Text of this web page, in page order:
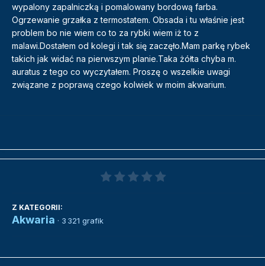
wypalony zapalniczką i pomalowany bordową farba.
Ogrzewanie grzałka z termostatem. Obsada i tu właśnie jest
problem bo nie wiem co to za rybki wiem iż to z
malawi.Dostałem od kolegi i tak się zaczęło.Mam parkę rybek
takich jak widać na pierwszym planie.Taka żółta chyba m.
auratus z tego co wyczytałem. Proszę o wszelkie uwagi
związane z poprawą czego kolwiek w moim akwarium.
Z KATEGORII:
Akwaria · 3 321 grafik